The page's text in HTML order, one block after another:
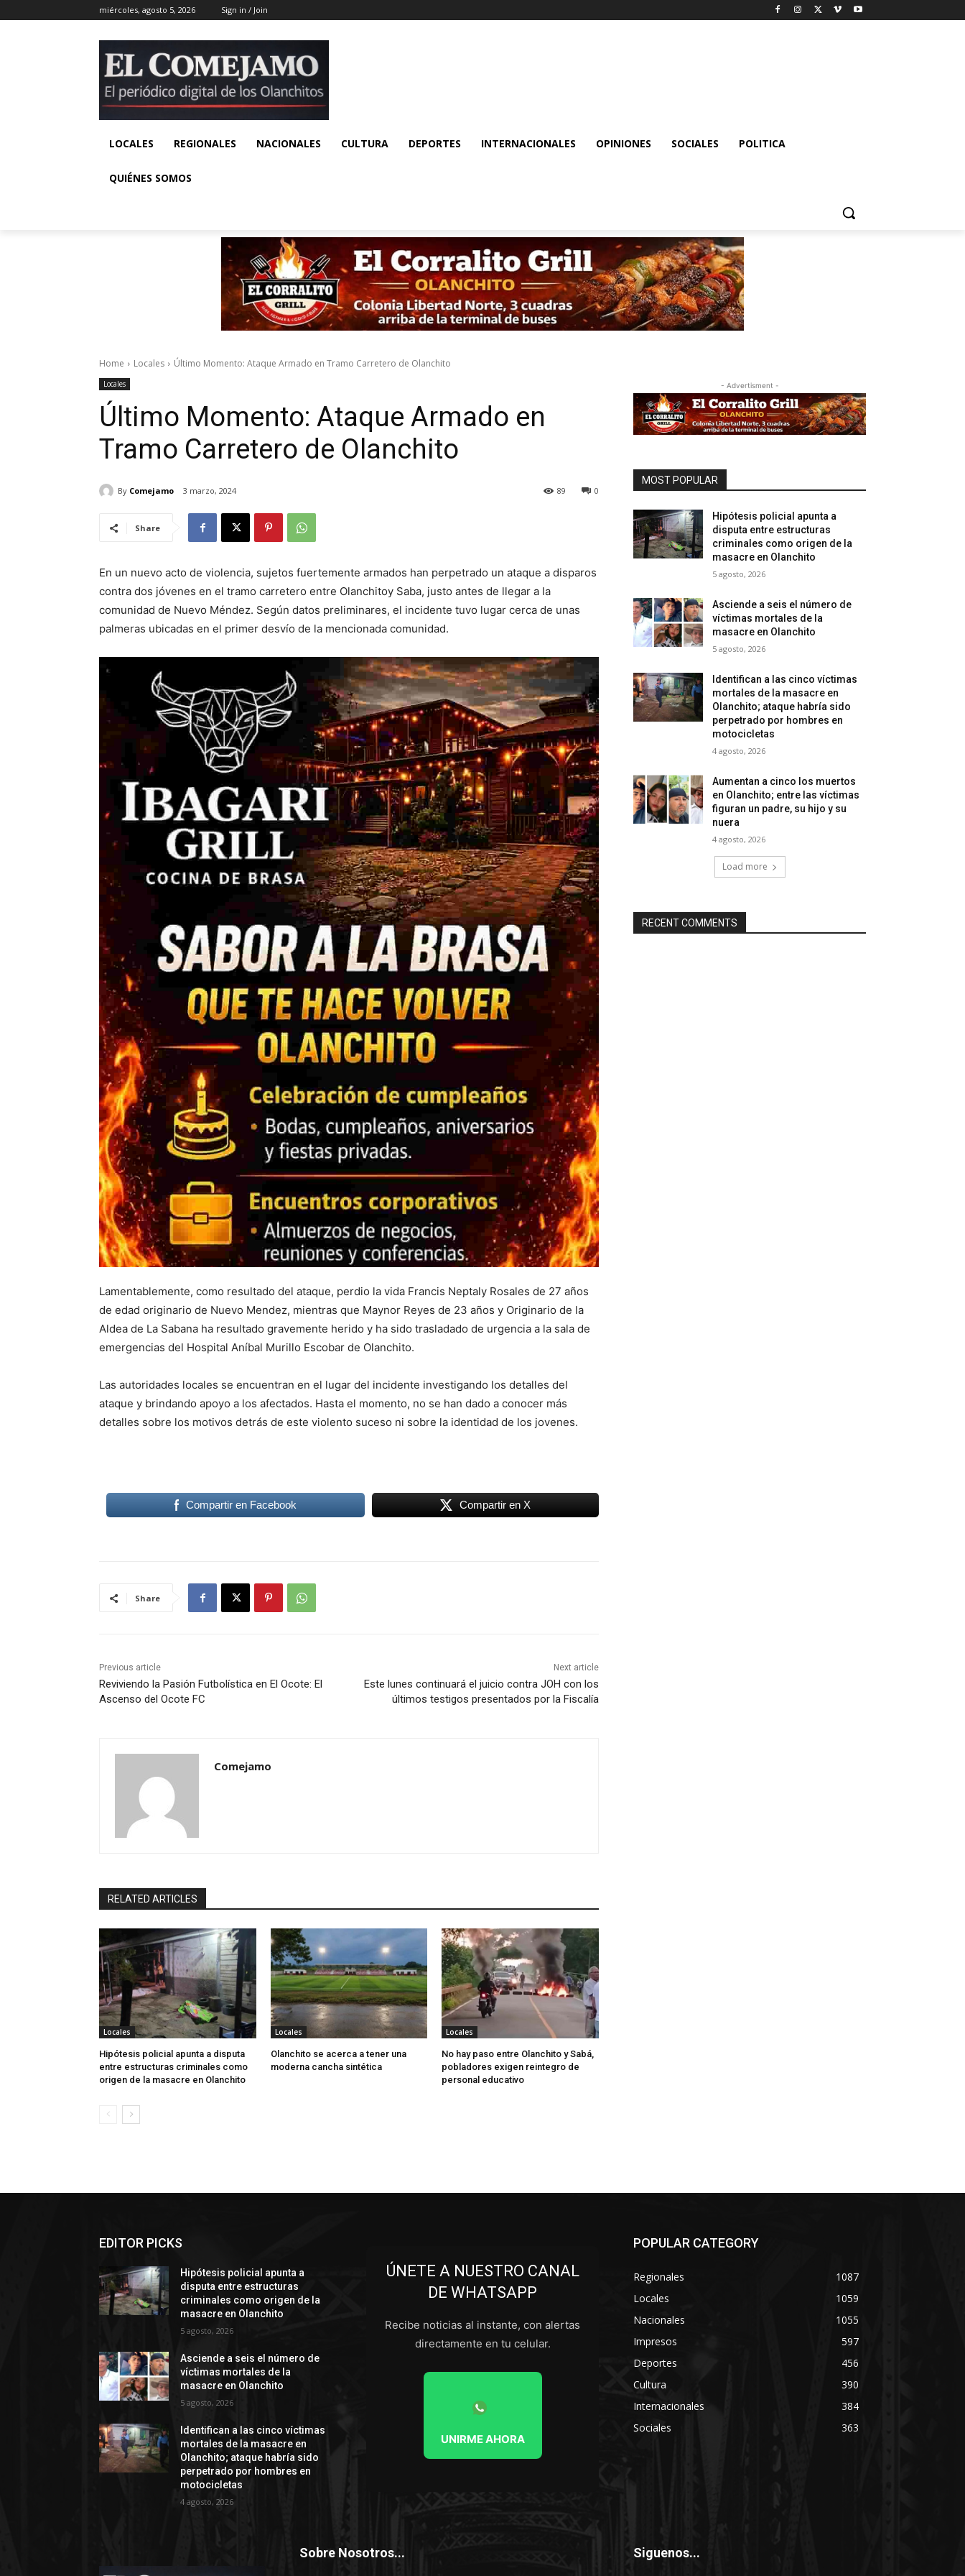
miércoles, agosto 5, 2026 Sign in / Join
LOCALES REGIONALES NACIONALES CULTURA DEPORTES INTERNACIONALES OPINIONES SOCIALES POLITICA
QUIÉNES SOMOS
Home Locales Último Momento: Ataque Armado en Tramo Carretero de Olanchito
Locales
Último Momento: Ataque Armado en
Tramo Carretero de Olanchito
By Comejamo 3 marzo, 2024 0
89
Share
En un nuevo acto de violencia, sujetos fuertemente armados han perpetrado un ataque a disparos
contra dos jóvenes en el tramo carretero entre Olanchitoy Saba, justo antes de llegar a la
comunidad de Nuevo Méndez. Según datos preliminares, el incidente tuvo lugar cerca de unas
palmeras ubicadas en el primer desvío de la mencionada comunidad.
Lamentablemente, como resultado del ataque, perdio la vida Francis Neptaly Rosales de 27 años
de edad originario de Nuevo Mendez, mientras que Maynor Reyes de 23 años y Originario de la
Aldea de La Sabana ha resultado gravemente herido y ha sido trasladado de urgencia a la sala de
emergencias del Hospital Aníbal Murillo Escobar de Olanchito.
Las autoridades locales se encuentran en el lugar del incidente investigando los detalles del
ataque y brindando apoyo a los afectados. Hasta el momento, no se han dado a conocer más
detalles sobre los motivos detrás de este violento suceso ni sobre la identidad de los jovenes.
Compartir en Facebook Compartir en X
Share
Previous article
Reviviendo la Pasión Futbolística en El Ocote: El
Ascenso del Ocote FC
Next article
Este lunes continuará el juicio contra JOH con los
últimos testigos presentados por la Fiscalía
Comejamo
RELATED ARTICLES
Locales
Hipótesis policial apunta a disputa
entre estructuras criminales como
origen de la masacre en Olanchito
Locales
Olanchito se acerca a tener una
moderna cancha sintética
Locales
No hay paso entre Olanchito y Sabá,
pobladores exigen reintegro de
personal educativo
- Advertisment -
MOST POPULAR
Hipótesis policial apunta a
disputa entre estructuras
criminales como origen de la
masacre en Olanchito
5 agosto, 2026
Asciende a seis el número de
víctimas mortales de la
masacre en Olanchito
5 agosto, 2026
Identifican a las cinco víctimas
mortales de la masacre en
Olanchito; ataque habría sido
perpetrado por hombres en
motocicletas
4 agosto, 2026
Aumentan a cinco los muertos
en Olanchito; entre las víctimas
figuran un padre, su hijo y su
nuera
4 agosto, 2026
Load more
RECENT COMMENTS
EDITOR PICKS
Hipótesis policial apunta a
disputa entre estructuras
criminales como origen de la
masacre en Olanchito
5 agosto, 2026
Asciende a seis el número de
víctimas mortales de la
masacre en Olanchito
5 agosto, 2026
Identifican a las cinco víctimas
mortales de la masacre en
Olanchito; ataque habría sido
perpetrado por hombres en
motocicletas
4 agosto, 2026
ÚNETE A NUESTRO CANAL
DE WHATSAPP
Recibe noticias al instante, con alertas
directamente en tu celular.
UNIRME AHORA
POPULAR CATEGORY
Regionales
1087
Locales
1059
Nacionales
1055
Impresos
597
Deportes
456
Cultura
390
Internacionales
384
Sociales
363
Sobre Nosotros... Siguenos...